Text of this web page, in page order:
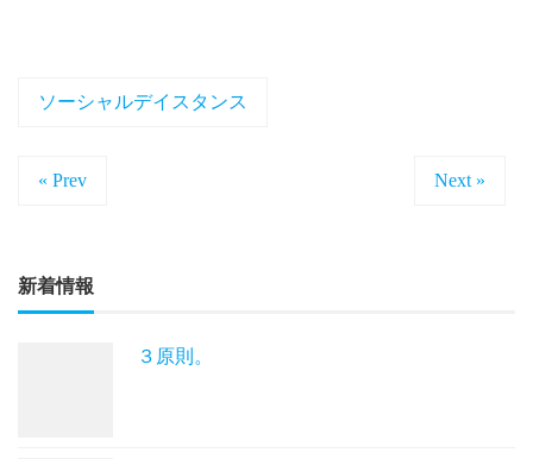
ソーシャルデイスタンス
« Prev Next »
新着情報
３原則。